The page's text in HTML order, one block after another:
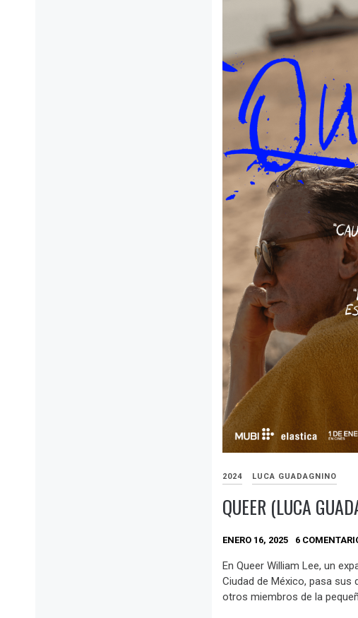
2024 LUCA GUADAGNINO
QUEER (LUCA
ENERO 16, 2025 6
En Queer William Lee, un
Ciudad de México, pasa
otros miembros de la